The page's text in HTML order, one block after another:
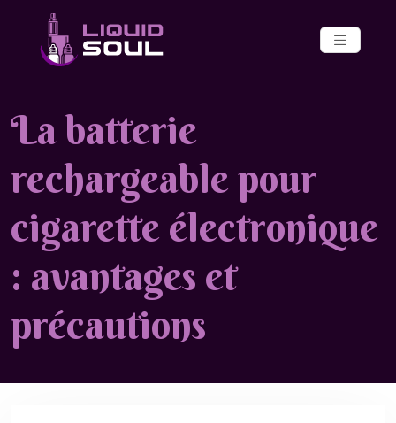
La batterie
rechargeable pour
cigarette électronique
: avantages et
précautions